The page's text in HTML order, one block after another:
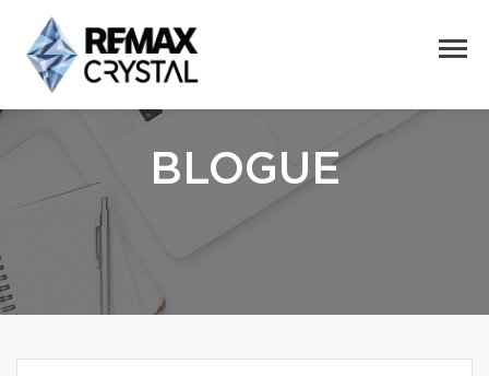
BLOGUE